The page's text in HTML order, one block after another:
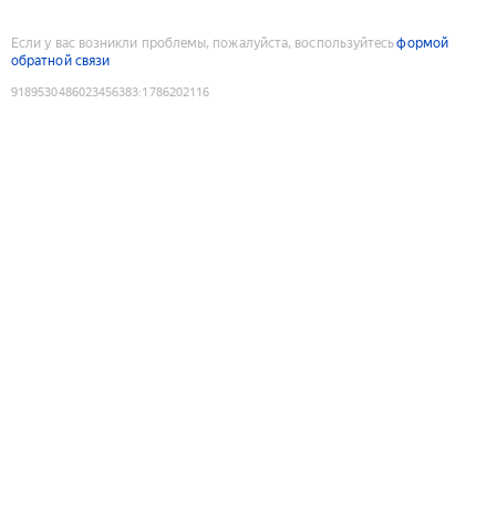
Если у вас возникли проблемы, пожалуйста, воспользуйтесьформой
обратной связи
9189530486023456383:1786202116